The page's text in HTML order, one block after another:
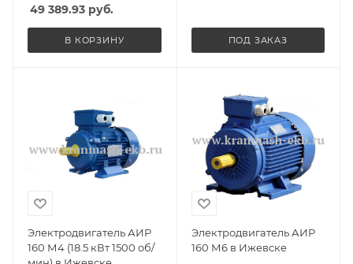
49 389.93 руб.
В КОРЗИНУ ПОД ЗАКАЗ
Электродвигатель АИР
160 М4 (18.5 кВт 1500 об/
Электродвигатель АИР
160 М6 в Ижевске